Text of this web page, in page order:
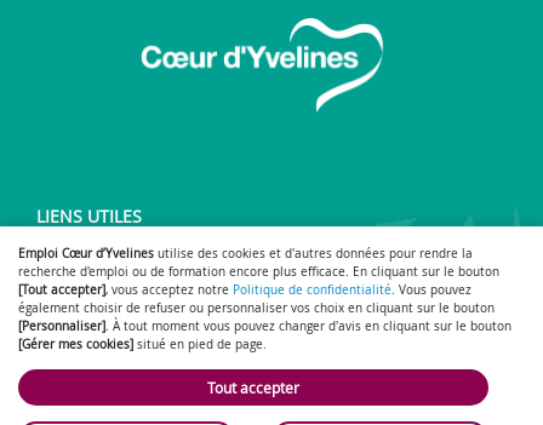
LIENS UTILES
Site officiel de Cœur d’Yvelines
Accessibilité : partiellement conforme -Gérer mes cookies-
2026SmartForum
Emploi Cœur d’Yvelines utilise des cookies et d'autres données pour rendre la
recherche d'emploi ou de formation encore plus efficace. En cliquant sur le bouton
[Tout accepter], vous acceptez notre Politique de confidentialité. Vous pouvez
également choisir de refuser ou personnaliser vos choix en cliquant sur le bouton
[Personnaliser]. À tout moment vous pouvez changer d'avis en cliquant sur le bouton
[Gérer mes cookies] situé en pied de page.
Tout accepter